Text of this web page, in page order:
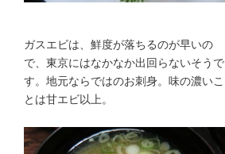
ガスエビは、鮮度が落ちるのが早いの
で、東京にはなかなか出回らないそうで
す。地元ならではのお刺身。味の濃いこ
とは甘エビ以上。